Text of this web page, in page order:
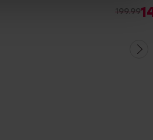
199.99